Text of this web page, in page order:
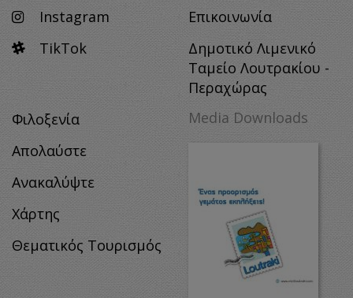
Instagram
TikTok
Επικοινωνία
Δημοτικό Λιμενικό
Ταμείο Λουτρακίου -
Περαχώρας
Φιλοξενία
Απολαύστε
Ανακαλύψτε
Χάρτης
Θεματικός Τουρισμός
Media Downloads